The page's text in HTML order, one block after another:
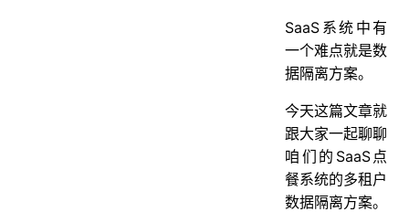
2.3 隔离策略
3. 连锁店门店与商户关系设计
3.1 连锁店数据模型
3.2 小商户与连锁店对比
4. 权限控制设计
4.1 权限层级图
4.2 权限矩阵
SaaS系统中有
一个难点就是数
据隔离方案。
今天这篇文章就
跟大家一起聊聊
咱们的SaaS点
餐系统的多租户
数据隔离方案。